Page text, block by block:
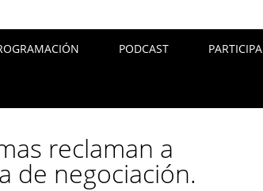
PODCAST PARTICIPA
reclaman a
de negociación.